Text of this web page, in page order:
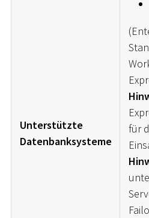
Unterstützte
Datenbanksysteme
für